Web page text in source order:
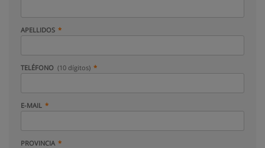
APELLIDOS
TELÉFONO (10 dígitos)
E-MAIL
PROVINCIA